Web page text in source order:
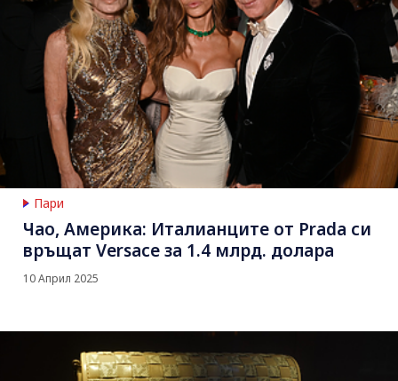
Пари
Чао, Америка: Италианците от Prada си
връщат Versace за 1.4 млрд. долара
10 Април 2025